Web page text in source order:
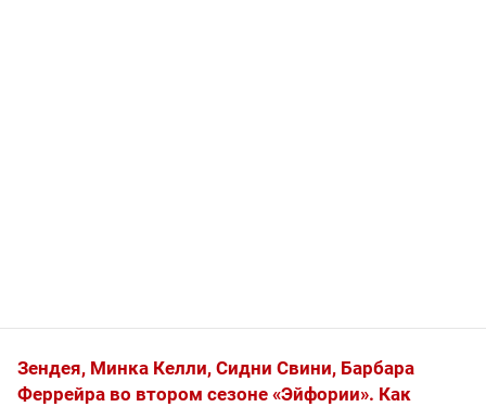
Зендея, Минка Келли, Сидни Свини, Барбара
Феррейра во втором сезоне «Эйфории». Как